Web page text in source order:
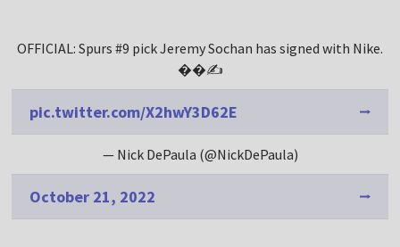
OFFICIAL: Spurs #9 pick Jeremy Sochan has signed with Nike.
��✍️
pic.twitter.com/X2hwY3D62E
— Nick DePaula (@NickDePaula)
October 21, 2022